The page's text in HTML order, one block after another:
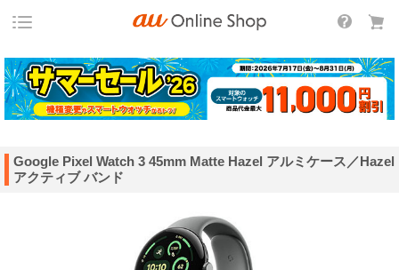
Google Pixel Watch 3 45mm Matte Hazel アルミケース／Hazel
アクティブ バンド